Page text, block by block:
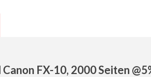
FX-10, 2000 Seiten